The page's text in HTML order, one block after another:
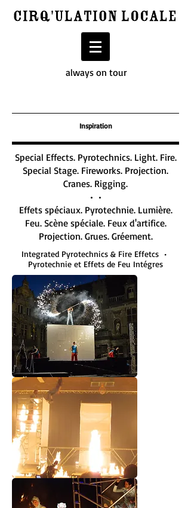
always on tour
Inspiration
Special Effects. Pyrotechnics. Light. Fire.
Special Stage. Fireworks. Projection.
Cranes. Rigging.
• •
Effets spéciaux. Pyrotechnie. Lumière.
Feu. Scène spéciale. Feux d'artifice.
Projection. Grues. Gréement.
Integrated Pyrotechnics & Fire Effetcs •
Pyrotechnie et Effets de Feu Intégres